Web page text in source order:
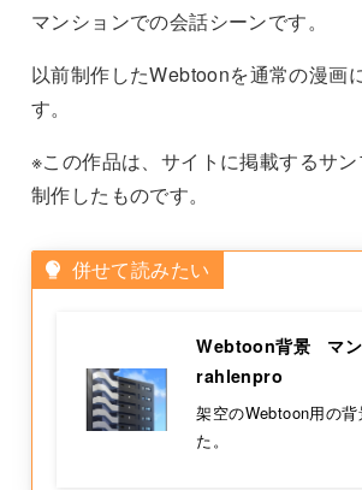
マンションでの会話シーンです。
以前制作したWebtoonを通常の漫画
す。
※この作品は、サイトに掲載するサ
制作したものです。
併せて読みたい
Webtoon背景 マン
rahlenpro
架空のWebtoon用の
た。